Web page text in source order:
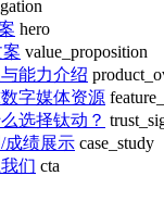
hero
案 value_proposition
能力介绍
字媒体资源
选择钛动？
成绩展示 case_study
们 cta